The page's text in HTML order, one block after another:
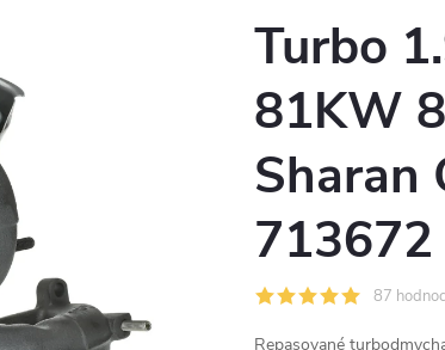
Turbo
81KW
Sharan
87
Repasované